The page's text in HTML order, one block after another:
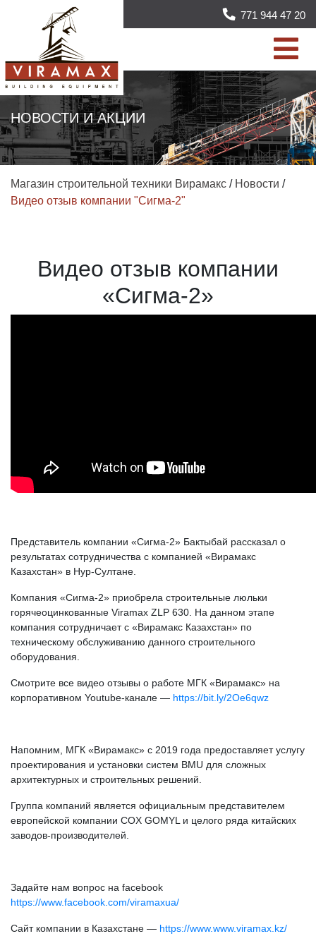
771 944 47 20
НОВОСТИ И АКЦИИ
Магазин строительной техники Вирамакс / Новости /
Видео отзыв компании "Сигма-2"
Видео отзыв компании
«Сигма-2»
Представитель компании «Сигма-2» Бактыбай рассказал о
результатах сотрудничества с компанией «Вирамакс
Казахстан» в Нур-Султане.
Компания «Сигма-2» приобрела строительные люльки
горячеоцинкованные Viramax ZLP 630. На данном этапе
компания сотрудничает с «Вирамакс Казахстан» по
техническому обслуживанию данного строительного
оборудования.
Смотрите все видео отзывы о работе МГК «Вирамакс» на
корпоративном Youtube-канале — https://bit.ly/2Oe6qwz
Напомним, МГК «Вирамакс» с 2019 года предоставляет услугу
проектирования и установки систем BMU для сложных
архитектурных и строительных решений.
Группа компаний является официальным представителем
европейской компании COX GOMYL и целого ряда китайских
заводов-производителей.
Задайте нам вопрос на facebook
https://www.facebook.com/viramaxua/
Сайт компании в Казахстане — https://www.www.viramax.kz/